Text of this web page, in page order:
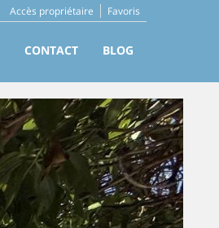
Favoris
Accès propriétaire
CONTACT BLOG